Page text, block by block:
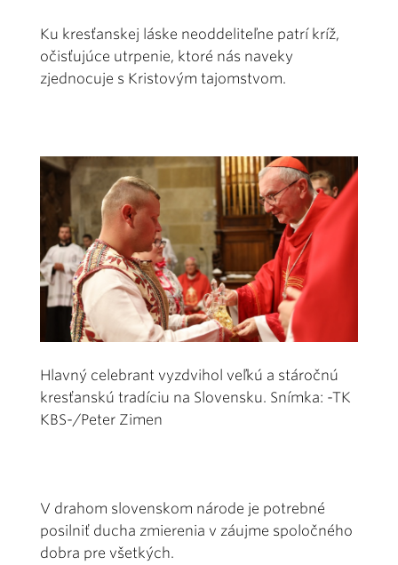
Ku kresťanskej láske neoddeliteľne patrí kríž,
očisťujúce utrpenie, ktoré nás naveky
zjednocuje s Kristovým tajomstvom.
Hlavný celebrant vyzdvihol veľkú a stáročnú
kresťanskú tradíciu na Slovensku. Snímka: -TK
KBS-/Peter Zimen
V drahom slovenskom národe je potrebné
posilniť ducha zmierenia v záujme spoločného
dobra pre všetkých.